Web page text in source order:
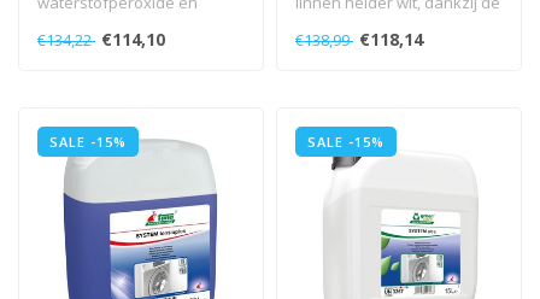
perazijnzuur verwijdert alle
soorte..
€134,22 €114,10
efficiëntie bij hoge tempera..
€138,99 €118,14
SALE -15% SALE -15%